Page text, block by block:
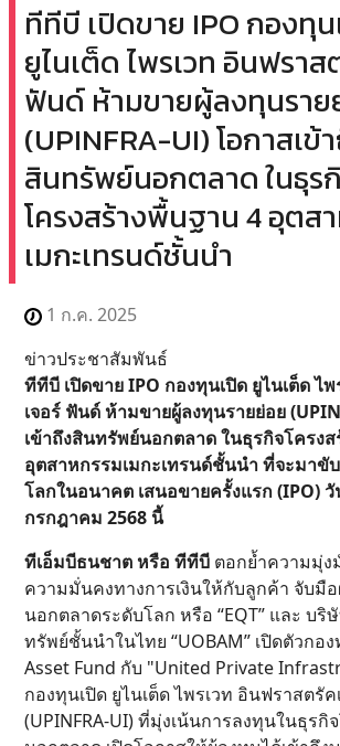
ทีทีบี เปิดขาย IPO กองทุ
ยูไนเต็ด ไพรเวท อินฟราส
ฟันด์ ห้ามขายผู้ลงทุนราย
(UPINFRA-UI) โอกาสเข้
สินทรัพย์นอกตลาด ในธุร
โครงสร้างพื้นฐาน 4 อุตส
เมกะเทรนด์ชั้นนำ
1 ก.ค. 2025
ข่าวประชาสัมพันธ์
ทีทีบี เปิดขาย IPO กองทุนเปิด ยูไนเต็ด ไ
เจอร์ ฟันด์ ห้ามขายผู้ลงทุนรายย่อย
เข้าถึงสินทรัพย์นอกตลาด ในธุรกิจโครง
อุตสาหกรรมเมกะเทรนด์ชั้นนำ ที่จะมาขั
โลกในอนาคต เสนอขายครั้งแรก (IPO)
กรกฎาคม 2568 นี้
ทีเอ็มบีธนชาต หรือ ทีทีบี ตอกย้ำความมุ่ง
ความมั่นคงทางการเงินให้กับลูกค้า จับมื
นอกตลาดระดับโลก หรือ “EQT” และ บริ
ทรัพย์ชั้นนำในไทย “UOBAM” เปิดตัวกอ
Asset Fund กับ "United Private
กองทุนเปิด ยูไนเต็ด ไพรเวท อินฟราสตรั
(UPINFRA-UI) ที่มุ่งเน้นการลงทุนในธุรกิ